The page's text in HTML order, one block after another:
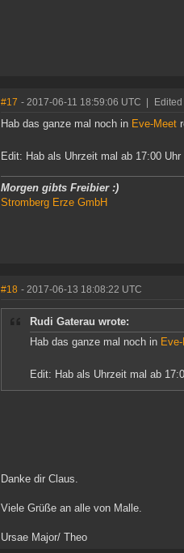
#17 - 2017-06-11 18:59:06 UTC
Hab das ganze mal noch in Eve-Meet
Edit: Hab als Uhrzeit mal ab 17:00
Morgen gibts Freibier :)
Stromberg Erze GmbH
#18 - 2017-06-13 18:08:22 UTC
Rudi Gaterau wrote:
Hab das ganze mal noch in
Edit: Hab als Uhrzeit mal ab
Danke dir Claus.
Viele Grüße an alle von Malle.
Ursae Major/ Theo